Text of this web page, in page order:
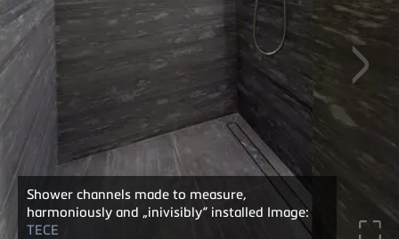
Shower channels made to measure,
harmoniously and „inivisibly“ installed Image:
TECE